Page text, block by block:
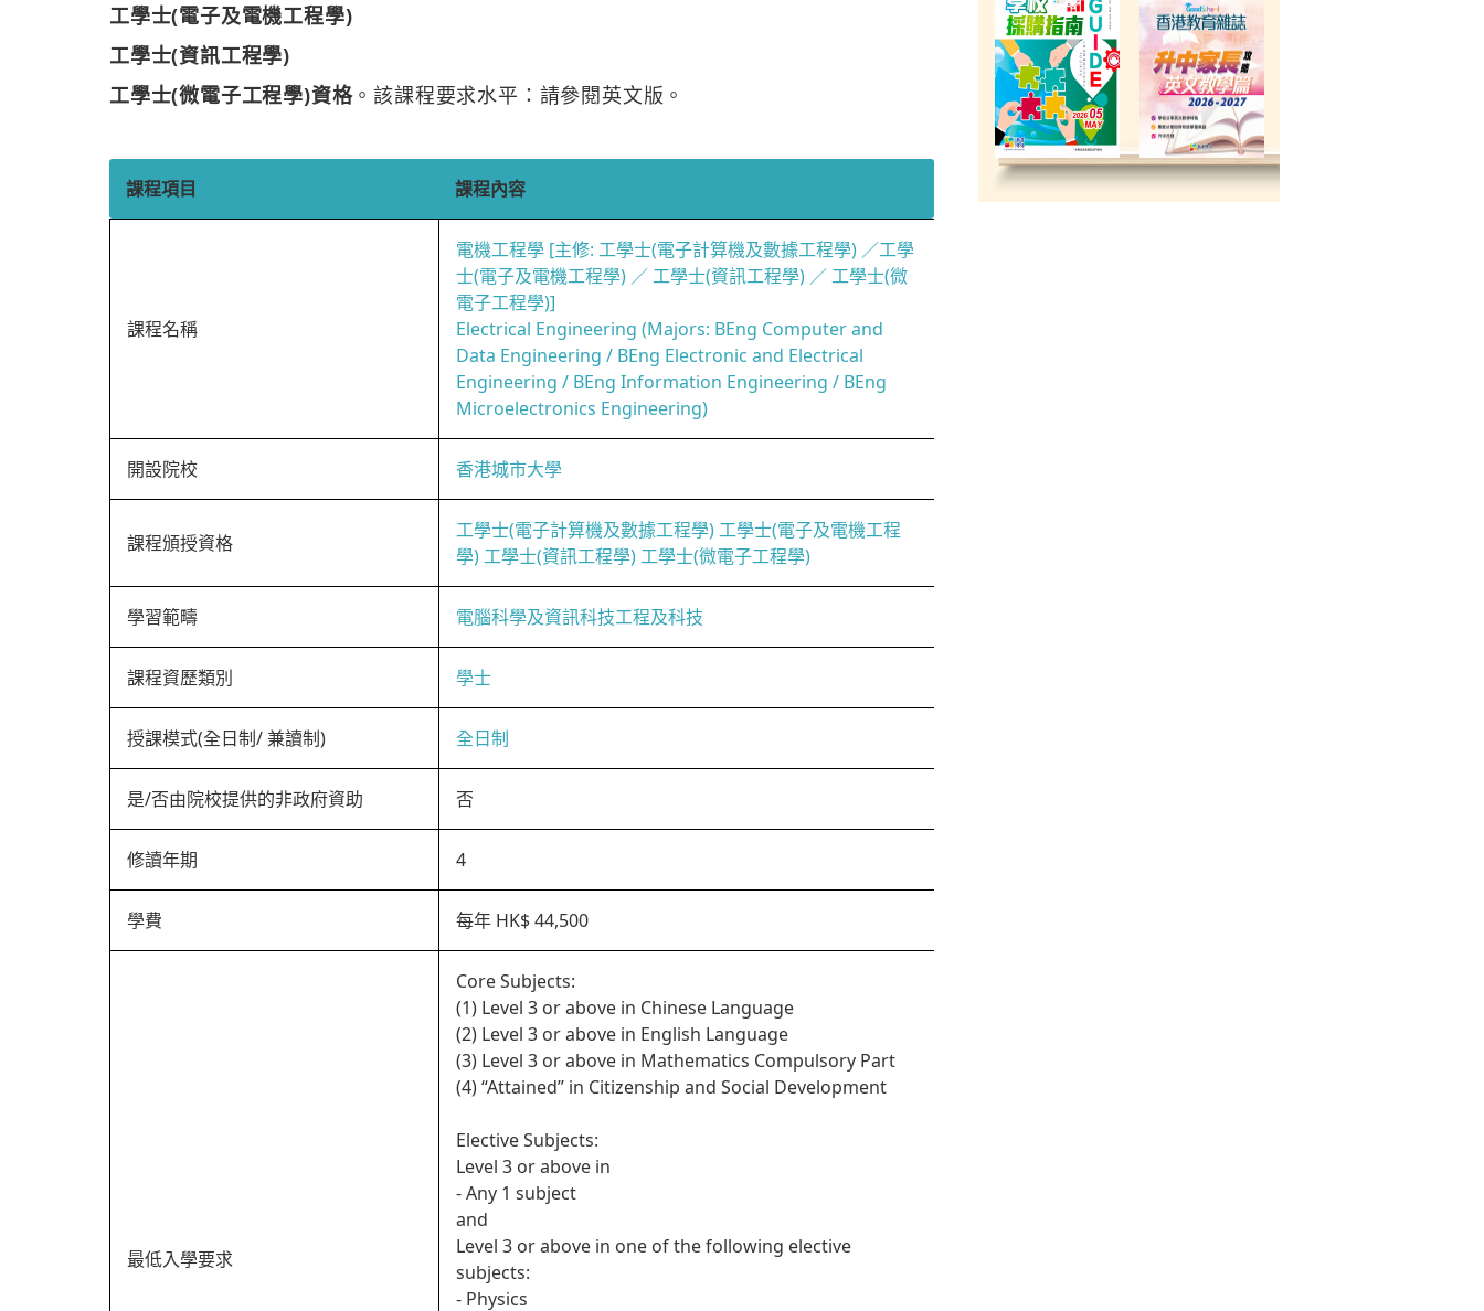
工學士(電子及電機工程學)
工學士(資訊工程學)
工學士(微電子工程學)資格。該課程要求水平：請參閱英文版。
課程項目 課程內容
課程名稱
電機工程學 [主修: 工學士(電子計算機及數據工程學) ／工學
士(電子及電機工程學) ／ 工學士(資訊工程學) ／ 工學士(微
電子工程學)]
Electrical Engineering (Majors: BEng Computer and
Data Engineering / BEng Electronic and Electrical
Engineering / BEng Information Engineering / BEng
Microelectronics Engineering)
開設院校 香港城市大學
課程頒授資格
工學士(電子計算機及數據工程學) 工學士(電子及電機工程
學) 工學士(資訊工程學) 工學士(微電子工程學)
學習範疇 電腦科學及資訊科技工程及科技
課程資歷類別 學士
授課模式(全日制/ 兼讀制) 全日制
是/否由院校提供的非政府資助 否
修讀年期 4
學費 每年 HK$ 44,500
最低入學要求
Core Subjects:
(1) Level 3 or above in Chinese Language
(2) Level 3 or above in English Language
(3) Level 3 or above in Mathematics Compulsory Part
(4) “Attained” in Citizenship and Social Development
Elective Subjects:
Level 3 or above in
- Any 1 subject
and
Level 3 or above in one of the following elective
subjects:
- Physics